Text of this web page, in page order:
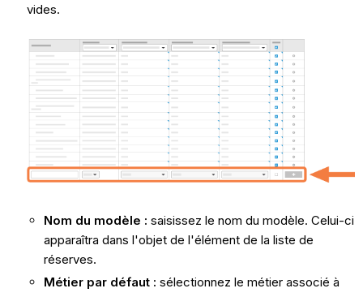
vides.
Nom du modèle : saisissez le nom du modèle. Celui-ci
apparaîtra dans l'objet de l'élément de la liste de
réserves.
Métier par défaut : sélectionnez le métier associé à